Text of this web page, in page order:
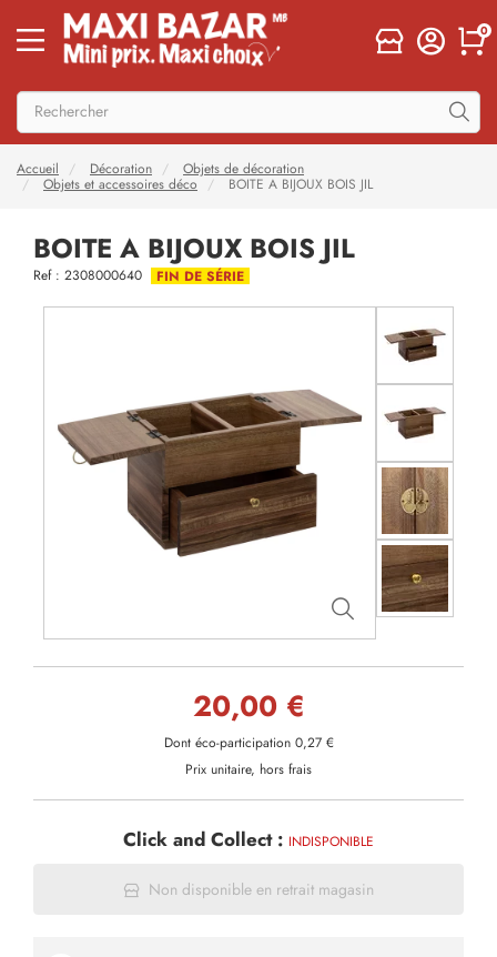
0
Accueil Décoration
Objets de décoration
Objets et accessoires déco
BOITE A BIJOUX BOIS JIL
BOITE A BIJOUX BOIS JIL
Ref : 2308000640 FIN DE SÉRIE
20,00 €
Dont éco-participation 0,27 €
Prix unitaire, hors frais
Click and Collect : INDISPONIBLE
Non disponible en retrait magasin